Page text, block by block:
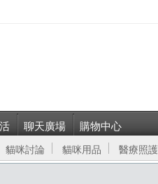
聊天廣場 購物中心
貓咪討論 貓咪用品 醫療照護